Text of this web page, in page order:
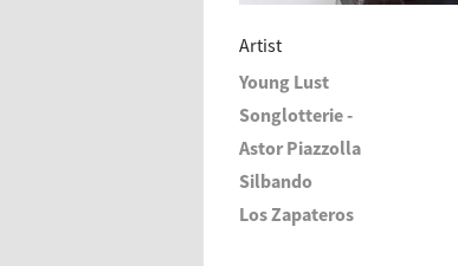
Artist
Young Lust
Songlotterie -
Astor Piazzolla
Silbando
Los Zapateros